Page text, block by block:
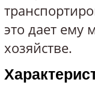
это дает ему
хозяйстве.